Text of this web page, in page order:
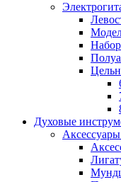
Духовые